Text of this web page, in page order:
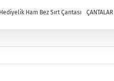
Hediyelik Ham Bez Sırt Çantası ÇANTALAR